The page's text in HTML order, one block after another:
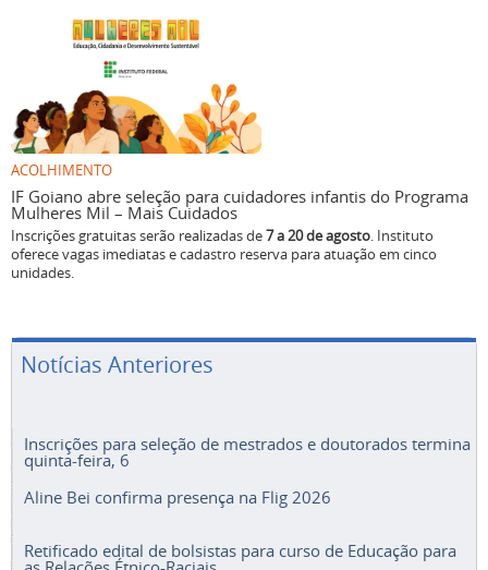
ACOLHIMENTO
IF Goiano abre seleção para cuidadores infantis do Programa
Mulheres Mil – Mais Cuidados
Inscrições gratuitas serão realizadas de
oferece vagas imediatas e cadastro reserva para atuação em cinco
unidades.
Notícias Anteriores
quinta-feira, 6
Aline Bei confirma presença na Flig 2026
as Relações Étnico-Raciais